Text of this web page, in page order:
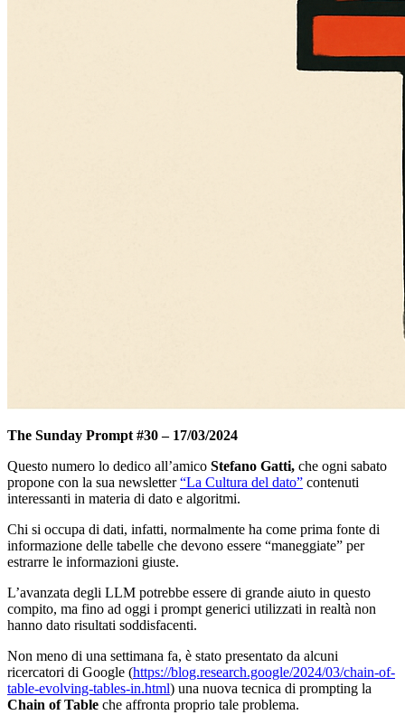
The Sunday Prompt #30 – 17/03/2024
Questo numero lo dedico all’amico Stefano Gatti, che ogni sabato
propone con la sua newsletter“La Cultura del dato” contenuti
interessanti in materia di dato e algoritmi.
Chi si occupa di dati, infatti, normalmente ha come prima fonte di
informazione delle tabelle che devono essere “maneggiate” per
estrarre le informazioni giuste.
L’avanzata degli LLM potrebbe essere di grande aiuto in questo
compito, ma fino ad oggi i prompt generici utilizzati in realtà non
hanno dato risultati soddisfacenti.
Non meno di una settimana fa, è stato presentato da alcuni
ricercatori di Google (https://blog.research.google/2024/03/chain-of-
table-evolving-tables-in.html) una nuova tecnica di prompting la
Chain of Table che affronta proprio tale problema.